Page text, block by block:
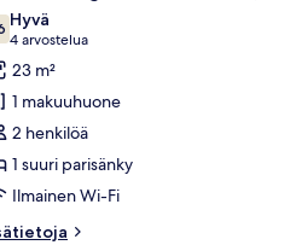
kautta 10
Hyvä
4 arvostelua
(4
arvostelua)
23 m²
1 makuuhuone
2 henkilöä
1 suuri parisänky
Ilmainen Wi-Fi